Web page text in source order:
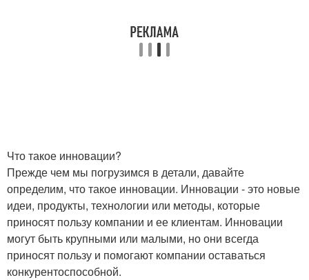
Что такое инновации?
Прежде чем мы погрузимся в детали, давайте
определим, что такое инновации. Инновации - это новые
идеи, продукты, технологии или методы, которые
приносят пользу компании и ее клиентам. Инновации
могут быть крупными или малыми, но они всегда
приносят пользу и помогают компании оставаться
конкурентоспособной.